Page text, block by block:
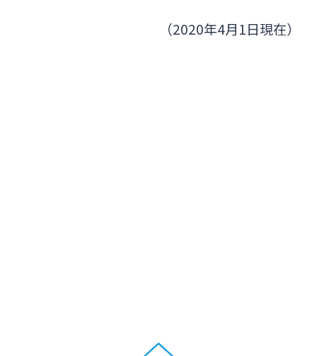
（2020年4月1日現在）